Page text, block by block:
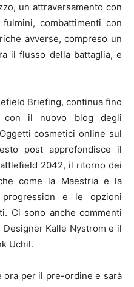
un attraversamento con
combattimenti con
avverse, compreso un
il flusso della battaglia, e
Briefing, continua fino
con il nuovo blog degli
cosmetici online sul
post approfondisce il
2042, il ritorno dei
come la Maestria e la
e le opzioni
Ci sono anche commenti
Kalle Nystrom e il
Uchil.
ora per il pre-ordine e sarà